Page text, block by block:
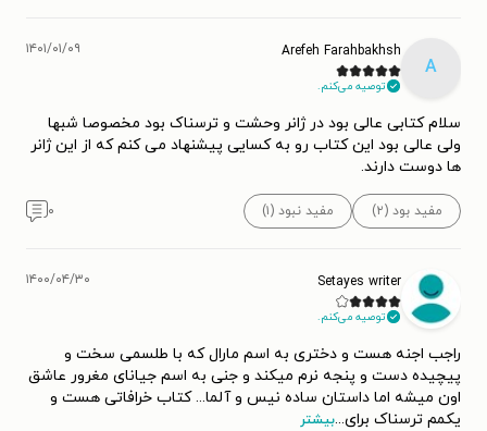
A
Arefeh Farahbakhsh
توصیه می‌کنم.
۱۴۰۱/۰۱/۰۹
سلام کتابی عالی بود در ژانر وحشت و ترسناک بود مخصوصا شبها
ولی عالی بود این کتاب رو به کسایی پیشنهاد می کنم که از این ژانر
ها دوست دارند.
مفید بود (۲) مفید نبود (۱) ۰
Setayes writer
توصیه می‌کنم.
۱۴۰۰/۰۴/۳۰
راجب اجنه هست و دختری به اسم مارال که با طلسمی سخت و
پیچیده دست و پنجه نرم میکند و جنی به اسم جیانای مغرور عاشق
اون میشه اما داستان ساده نیس و آلما... کتاب خرافاتی هست و
یکمم ترسناک برای...بیشتر